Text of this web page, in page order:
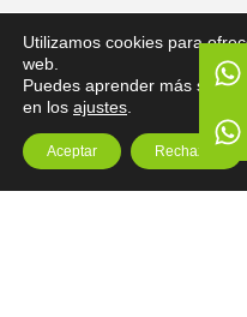
Legal
Política de Privacidad
Descargo de
Utilizamos cookies para
web.
Puedes aprender más
en los ajustes
Aceptar Rechazar